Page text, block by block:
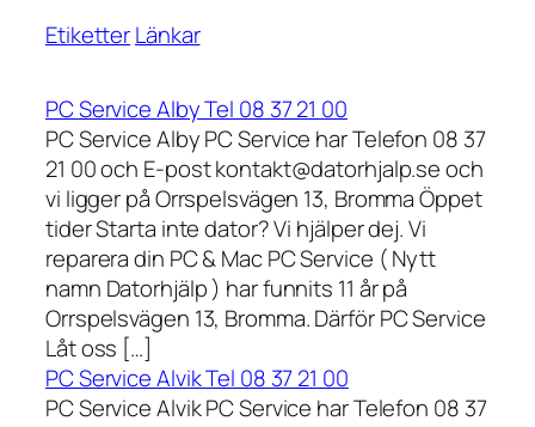
EtiketterLänkar
PC Service Alby Tel 08 37 21 00
PC Service Alby PC Service har Telefon 08 37
21 00 och E-post kontakt@datorhjalp.se och
vi ligger på Orrspelsvägen 13, Bromma Öppet
tider Starta inte dator? Vi hjälper dej. Vi
reparera din PC & Mac PC Service ( Nytt
namn Datorhjälp ) har funnits 11 år på
Orrspelsvägen 13, Bromma. Därför PC Service
Låt oss […]
PC Service Alvik Tel 08 37 21 00
PC Service Alvik PC Service har Telefon 08 37